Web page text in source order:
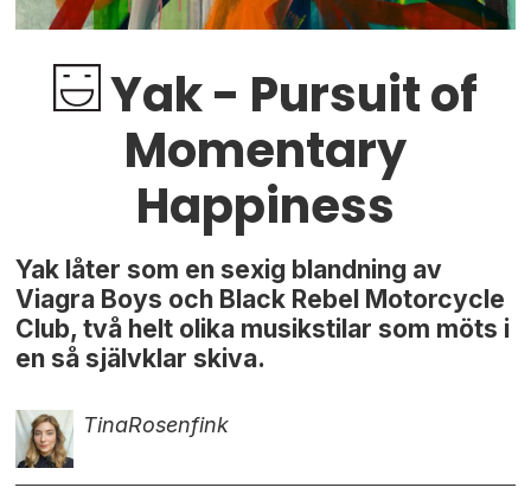
Yak - Pursuit of
Momentary
Happiness
Yak låter som en sexig blandning av
Viagra Boys och Black Rebel Motorcycle
Club, två helt olika musikstilar som möts i
en så självklar skiva.
TinaRosenfink